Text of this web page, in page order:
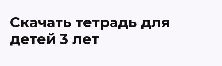
Скачать тетрадь для
детей 3 лет